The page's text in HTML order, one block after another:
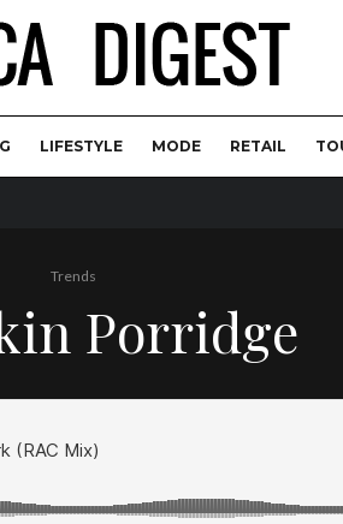
LIFESTYLE MODE RETAIL
Trends
Porridge